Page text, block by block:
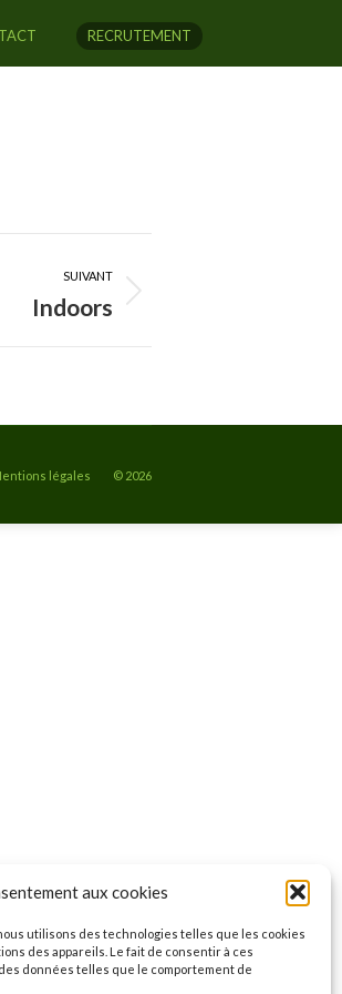
aux cookies
utilisons des technologies telles que les cookies
des appareils. Le fait de consentir à ces
données telles que le comportement de
RECRUTEMENT
SUIVANT
Indoors
légales © 2026